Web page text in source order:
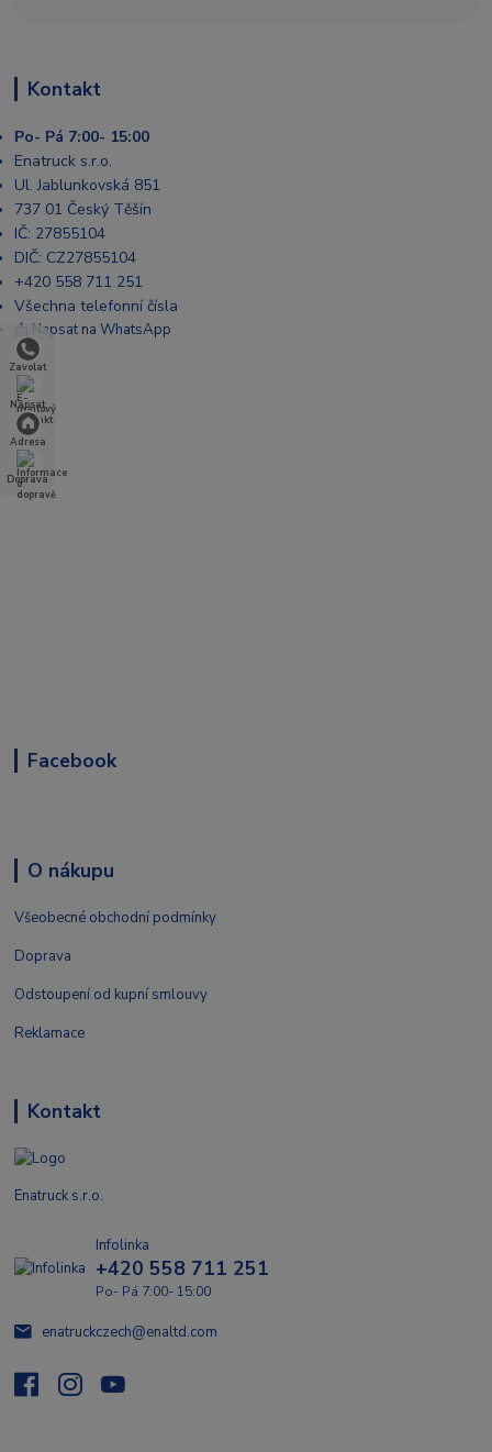
Zavolat
Napsat
Adresa
Doprava
Kontakt
Po- Pá 7:00- 15:00
Enatruck s.r.o.
Ul. Jablunkovská 851
737 01 Český Těšín
IČ: 27855104
DIČ: CZ27855104
+420 558 711 251
Všechna telefonní čísla
📩 Napsat na WhatsApp
Facebook
O nákupu
Všeobecné obchodní podmínky
Doprava
Odstoupení od kupní smlouvy
Reklamace
Kontakt
Enatruck s.r.o.
Infolinka
+420 558 711 251
Po- Pá 7:00- 15:00
enatruckczech@enaltd.com